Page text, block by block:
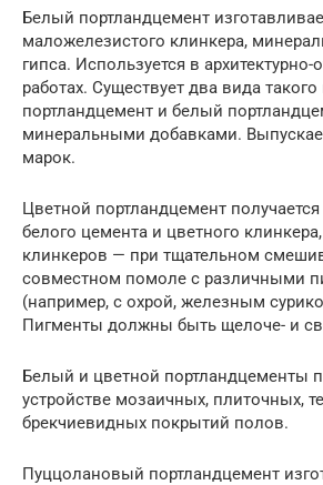
Белый портландцемент
маложелезистого клинкера,
гипса. Используется в
работах. Существует два вида
портландцемент и белый
минеральными добавками.
марок.
Цветной портландцемент
белого цемента и цветного
клинкеров — при тщательном
совместном помоле с различными
(например, с охрой, железным
Пигменты должны быть щелоче- и
Белый и цветной портландцементы
устройстве мозаичных, плиточных,
брекчиевидных покрытий полов.
Пуццолановый портландцемент